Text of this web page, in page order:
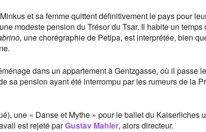
et sa femme quittent définitivement le pays pour
modeste pension du Trésor du Tsar. Il habite un temps
, une chorégraphie de Petipa, est interprétée, bien
dans un appartement à Gentzgasse, où il passe
sa pension ayant été interrompu par les rumeurs de la
une « Danse et Mythe » pour le ballet du Kaiserliches
est rejeté parGustav Mahler, alors directeur.